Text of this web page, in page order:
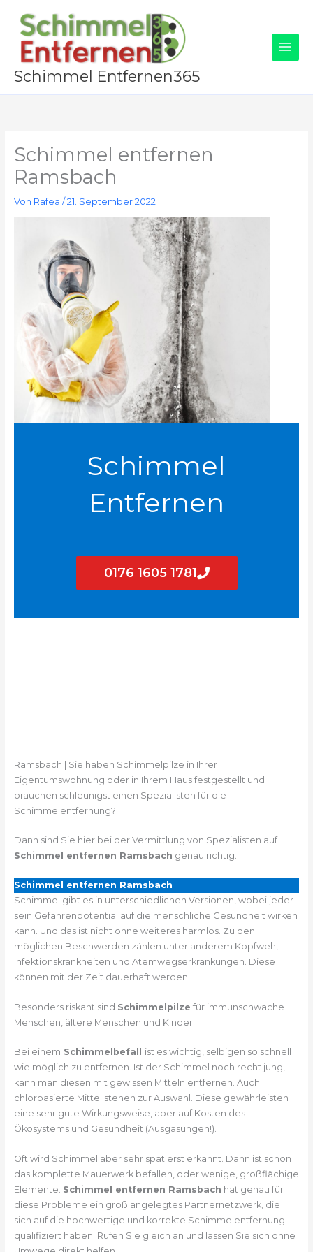
Inhalt
springen
Schimmel Entfernen365
Schimmel entfernen
Ramsbach
Von Rafea /21. September 2022
Schimmel
Entfernen
0176 1605 1781
Ramsbach | Sie haben Schimmelpilze in Ihrer
Eigentumswohnung oder in Ihrem Haus festgestellt und
brauchen schleunigst einen Spezialisten für die
Schimmelentfernung?
Dann sind Sie hier bei der Vermittlung von Spezialisten auf
Schimmel entfernen Ramsbach genau richtig.
Schimmel entfernen Ramsbach
Schimmel gibt es in unterschiedlichen Versionen, wobei jeder
sein Gefahrenpotential auf die menschliche Gesundheit wirken
kann. Und das ist nicht ohne weiteres harmlos. Zu den
möglichen Beschwerden zählen unter anderem Kopfweh,
Infektionskrankheiten und Atemwegserkrankungen. Diese
können mit der Zeit dauerhaft werden.
Besonders riskant sind Schimmelpilze für immunschwache
Menschen, ältere Menschen und Kinder.
Bei einem Schimmelbefall ist es wichtig, selbigen so schnell
wie möglich zu entfernen. Ist der Schimmel noch recht jung,
kann man diesen mit gewissen Mitteln entfernen. Auch
chlorbasierte Mittel stehen zur Auswahl. Diese gewährleisten
eine sehr gute Wirkungsweise, aber auf Kosten des
Ökosystems und Gesundheit (Ausgasungen!).
Oft wird Schimmel aber sehr spät erst erkannt. Dann ist schon
das komplette Mauerwerk befallen, oder wenige, großflächige
Elemente. Schimmel entfernen Ramsbach hat genau für
diese Probleme ein groß angelegtes Partnernetzwerk, die
sich auf die hochwertige und korrekte Schimmelentfernung
qualifiziert haben. Rufen Sie gleich an und lassen Sie sich ohne